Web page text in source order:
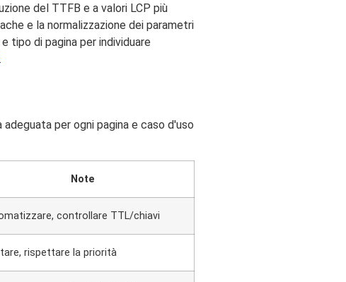
del TTFB e a valori LCP più
e la normalizzazione dei parametri
tipo di pagina per individuare
.
per ogni pagina e caso d'uso
Note
controllare TTL/chiavi
rispettare la priorità